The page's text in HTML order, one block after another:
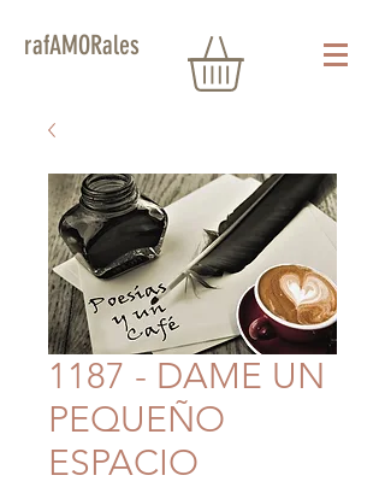
rafAMORales
1187 - DAME UN
PEQUEÑO
ESPACIO